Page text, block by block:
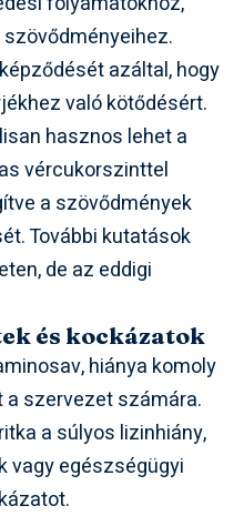
azáltal, hogy
való kötődésért.
hasznos lehet a
vércukorszinttel
a szövődmények
További kutatások
de az eddigi
és kockázatok
hiánya komoly
szervezet számára.
a súlyos lizinhiány,
vagy egészségügyi